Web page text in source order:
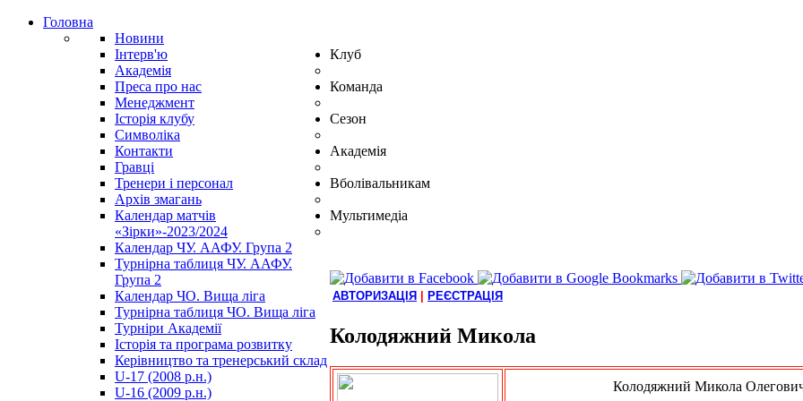
Головна
Новини
Інтерв'ю
Академія
Преса про нас
Клуб
Менеджмент
Історія клубу
Символіка
Контакти
Команда
Гравці
Тренери і персонал
Архів змагань
Сезон
Календар матчів
«Зірки»-2023/2024
Календар ЧУ. ААФУ. Група 2
Турнірна таблиця ЧУ. ААФУ.
Група 2
Календар ЧО. Вища ліга
Турнірна таблиця ЧО. Вища ліга
Академія
Турніри Академії
Історія та програма розвитку
Керівництво та тренерський склад
U-17 (2008 р.н.)
U-16 (2009 р.н.)
Вболівальникам
Мультимедіа
АВТОРИЗАЦІЯ РЕЄСТРАЦІЯ
Колодяжний Микола
Колодяжний Микола